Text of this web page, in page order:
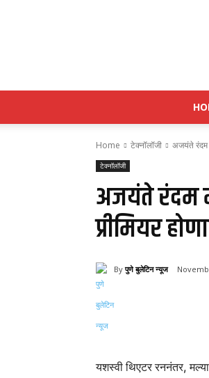
Home टेक्नॉलॉजी अजयंते रंदम
टेक्नॉलॉजी
अजयंते रंदम
प्रीमियर
By पुणे बुलेटिन न्यूज
यशस्वी थिएटर रननंतर,